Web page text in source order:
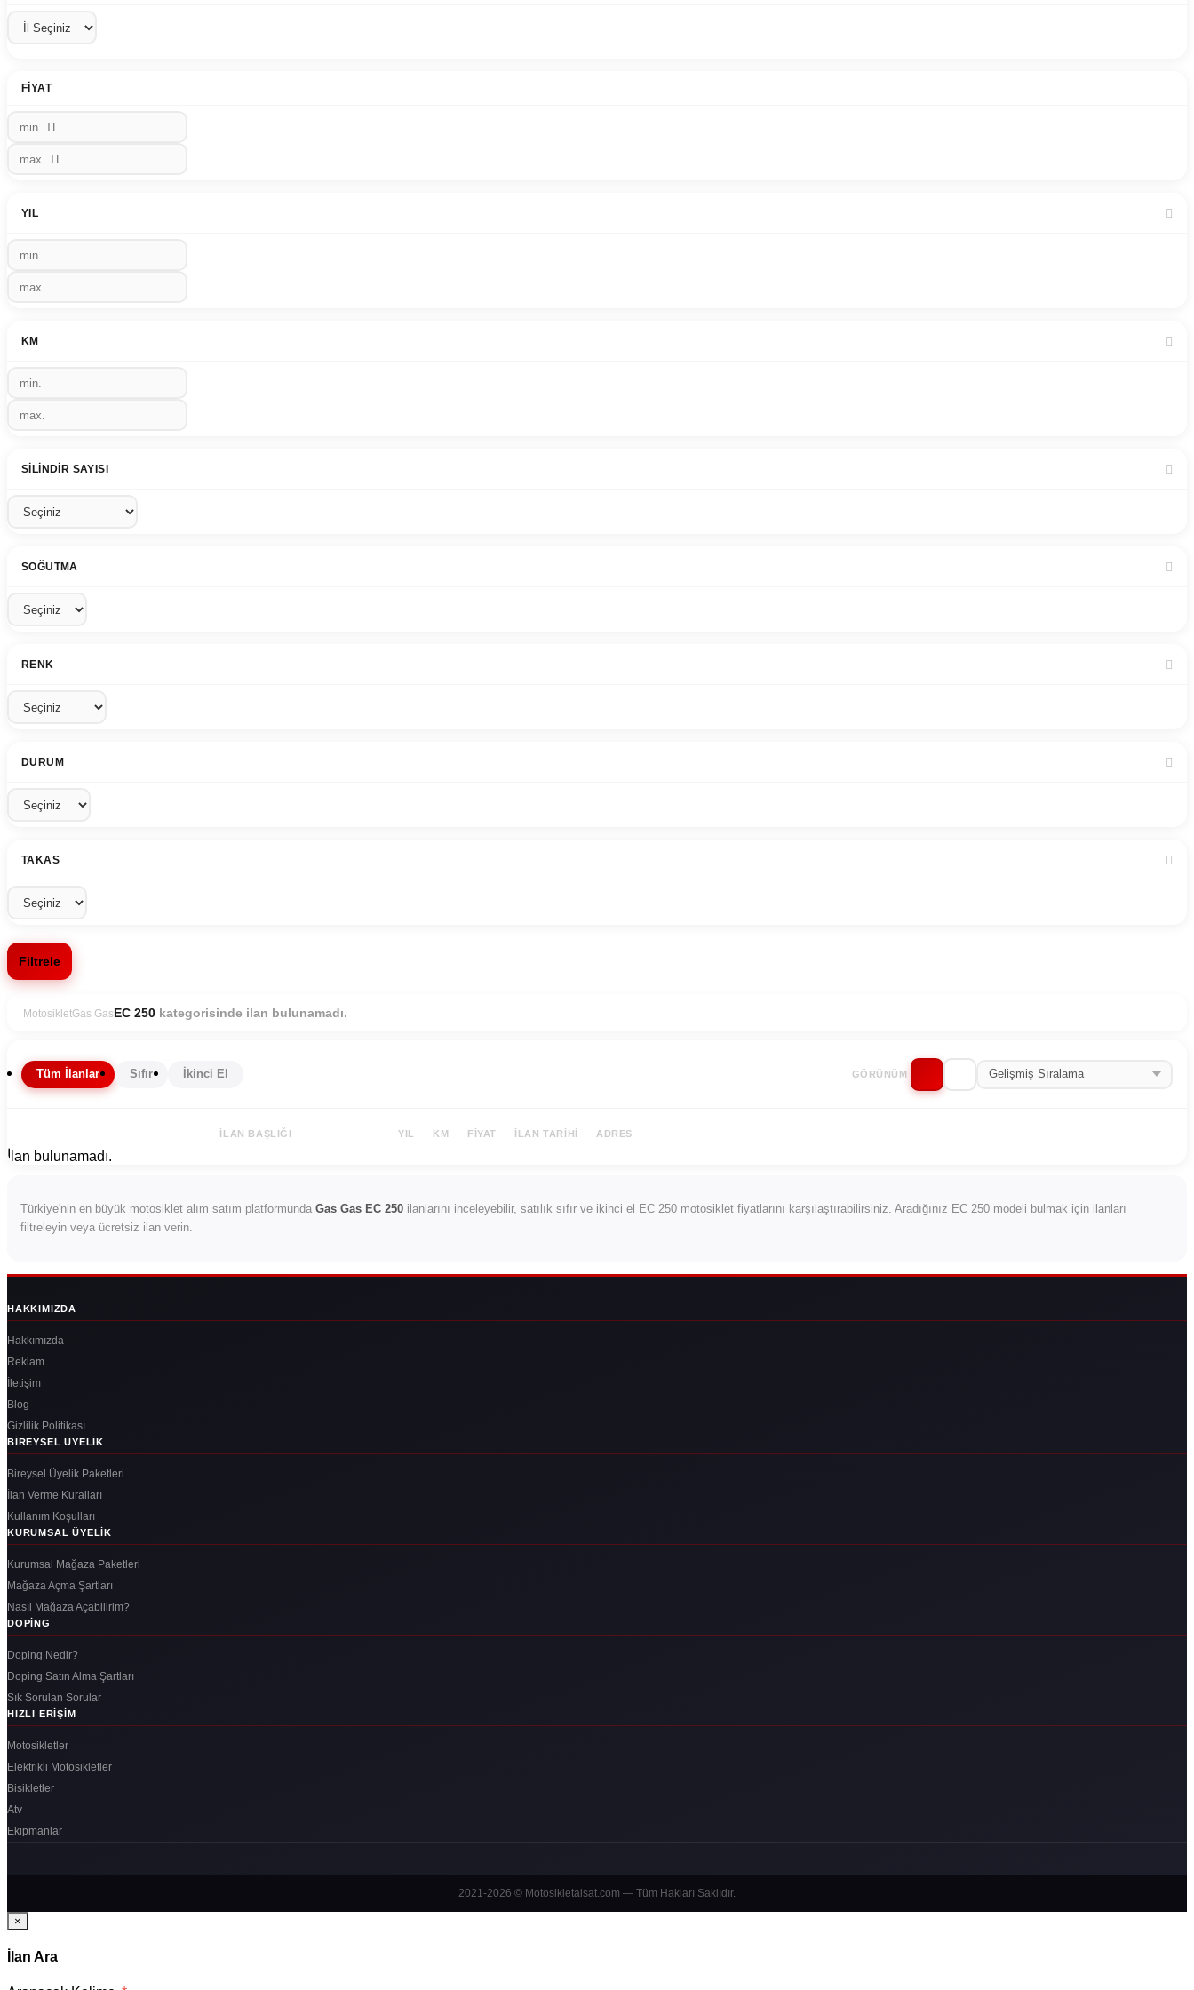
FIYAT
YIL
KM
SILINDIR SAYISI
SOĞUTMA
RENK
DURUM
TAKAS
Filtrele
MotosikletGas Gas EC 250 kategorisinde ilan bulunamadı.
Tüm İlanlar Sıfır İkinci El GÖRÜNÜM
İLAN BAŞLIĞI YIL KM FIYAT İLAN TARIHI ADRES
İlan bulunamadı.
Türkiye'nin en büyük motosiklet alım satım platformunda Gas Gas EC 250 ilanlarını inceleyebilir, satılık sıfır ve ikinci el EC 250 motosiklet fiyatlarını karşılaştırabilirsiniz. Aradığınız EC 250 modeli bulmak için ilanları
filtreleyin veya ücretsiz ilan verin.
HAKKIMIZDA
Hakkımızda
Reklam
İletişim
Blog
Gizlilik Politikası
BIREYSEL ÜYELIK
Bireysel Üyelik Paketleri
İlan Verme Kuralları
Kullanım Koşulları
KURUMSAL ÜYELIK
Kurumsal Mağaza Paketleri
Mağaza Açma Şartları
Nasıl Mağaza Açabilirim?
DOPING
Doping Nedir?
Doping Satın Alma Şartları
Sık Sorulan Sorular
HIZLI ERIŞIM
Motosikletler
Elektrikli Motosikletler
Bisikletler
Atv
Ekipmanlar
2021-2026 © Motosikletalsat.com — Tüm Hakları Saklıdır.
×
İlan Ara